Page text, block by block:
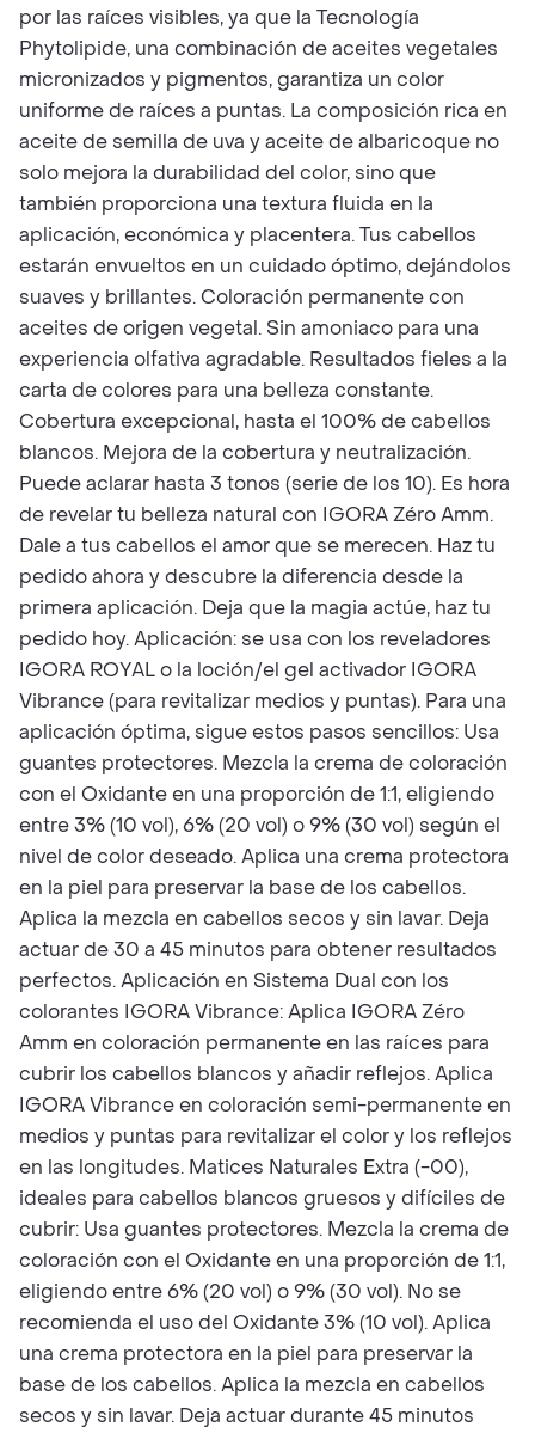
por las raíces visibles, ya que la Tecnología
Phytolipide, una combinación de aceites vegetales
micronizados y pigmentos, garantiza un color
uniforme de raíces a puntas. La composición rica en
aceite de semilla de uva y aceite de albaricoque no
solo mejora la durabilidad del color, sino que
también proporciona una textura fluida en la
aplicación, económica y placentera. Tus cabellos
estarán envueltos en un cuidado óptimo, dejándolos
suaves y brillantes. Coloración permanente con
aceites de origen vegetal. Sin amoniaco para una
experiencia olfativa agradable. Resultados fieles a la
carta de colores para una belleza constante.
Cobertura excepcional, hasta el 100% de cabellos
blancos. Mejora de la cobertura y neutralización.
Puede aclarar hasta 3 tonos (serie de los 10). Es hora
de revelar tu belleza natural con IGORA Zéro Amm.
Dale a tus cabellos el amor que se merecen. Haz tu
pedido ahora y descubre la diferencia desde la
primera aplicación. Deja que la magia actúe, haz tu
pedido hoy. Aplicación: se usa con los reveladores
IGORA ROYAL o la loción/el gel activador IGORA
Vibrance (para revitalizar medios y puntas). Para una
aplicación óptima, sigue estos pasos sencillos: Usa
guantes protectores. Mezcla la crema de coloración
con el Oxidante en una proporción de 1:1, eligiendo
entre 3% (10 vol), 6% (20 vol) o 9% (30 vol) según el
nivel de color deseado. Aplica una crema protectora
en la piel para preservar la base de los cabellos.
Aplica la mezcla en cabellos secos y sin lavar. Deja
actuar de 30 a 45 minutos para obtener resultados
perfectos. Aplicación en Sistema Dual con los
colorantes IGORA Vibrance: Aplica IGORA Zéro
Amm en coloración permanente en las raíces para
cubrir los cabellos blancos y añadir reflejos. Aplica
IGORA Vibrance en coloración semi-permanente en
medios y puntas para revitalizar el color y los reflejos
en las longitudes. Matices Naturales Extra (-00),
ideales para cabellos blancos gruesos y difíciles de
cubrir: Usa guantes protectores. Mezcla la crema de
coloración con el Oxidante en una proporción de 1:1,
eligiendo entre 6% (20 vol) o 9% (30 vol). No se
recomienda el uso del Oxidante 3% (10 vol). Aplica
una crema protectora en la piel para preservar la
base de los cabellos. Aplica la mezcla en cabellos
secos y sin lavar. Deja actuar durante 45 minutos